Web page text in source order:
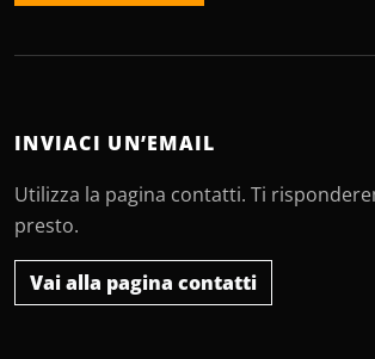
INVIACI UN’EMAIL
Utilizza la pagina contatti. Ti
presto.
Vai alla pagina contatti